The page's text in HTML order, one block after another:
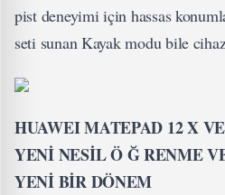
pist deneyimi için hassas
seti sunan Kayak modu bile
HUAWEI MATEPAD 12 X
YENİ NESİL Ö ĞRENME
YENİ BİR DÖNEM